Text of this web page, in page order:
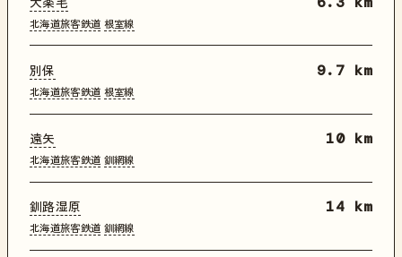
北海道旅客鉄道 根室線
別保
北海道旅客鉄道 根室線
9.7 km
遠矢
北海道旅客鉄道 釧網線
10 km
釧路湿原
北海道旅客鉄道 釧網線
14 km